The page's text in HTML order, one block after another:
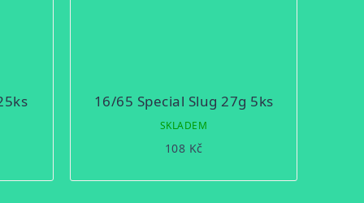
16/65 Special Slug 27g 5ks
SKLADEM
108 Kč